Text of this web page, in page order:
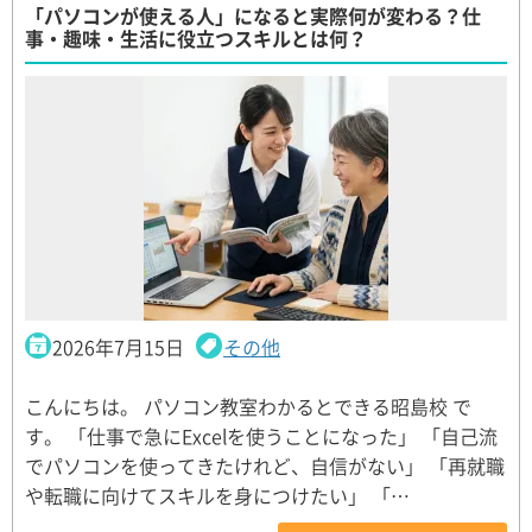
「パソコンが使える人」になると実際何が変わる？仕
事・趣味・生活に役立つスキルとは何？
2026年7月15日 その他
こんにちは。 パソコン教室わかるとできる昭島校 で
す。 「仕事で急にExcelを使うことになった」 「自己流
でパソコンを使ってきたけれど、自信がない」 「再就職
や転職に向けてスキルを身につけたい」 「…